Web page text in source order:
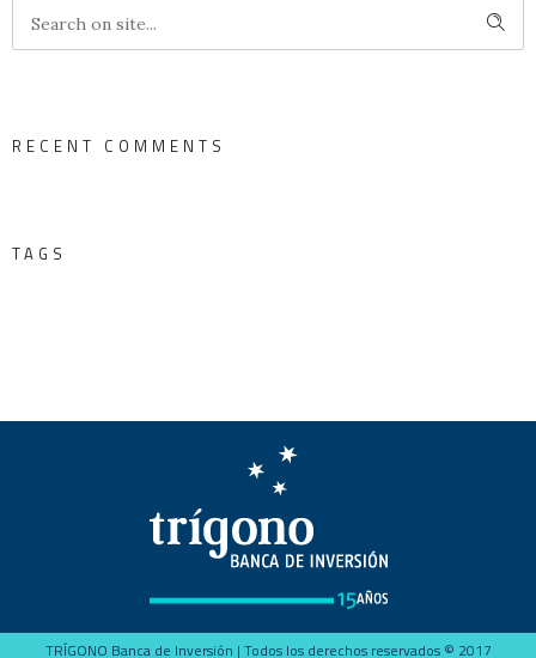
RECENT COMMENTS
TAGS
TRÍGONO Banca de Inversión | Todos los derechos reservados © 2017